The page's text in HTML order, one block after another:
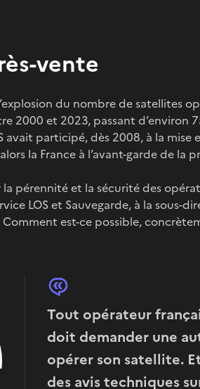
vente
du nombre de satellites
2000 et 2023, passant d’environ
avait participé, dès 2008, à la mise
la France à l’avant-garde de
la pérennité et la sécurité des
LOS et Sauvegarde, à la sous-
Comment est-ce possible,
Tout opérateur
doit demander une
opérer son satellite.
des avis techniques